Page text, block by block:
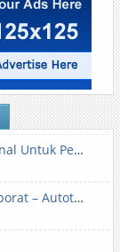
Klinik Dermatologi & Estetika Profesional Untuk Perawatan Kulit dan Kecantikan
Sewa Mobil Jakarta & Sewa Mobil Korporat – Autotranz Indonesia